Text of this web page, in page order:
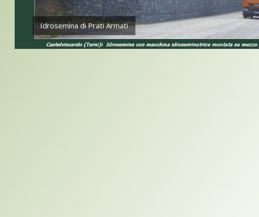
Idrosemina di Prati Armati